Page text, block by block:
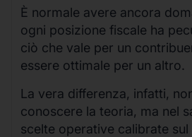
È normale avere ancora
ogni posizione fiscale ha
ciò che vale per un
essere ottimale per un altro.
La vera differenza, infatti,
conoscere la teoria, ma nel
scelte operative calibrate